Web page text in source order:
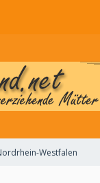
Westfalen